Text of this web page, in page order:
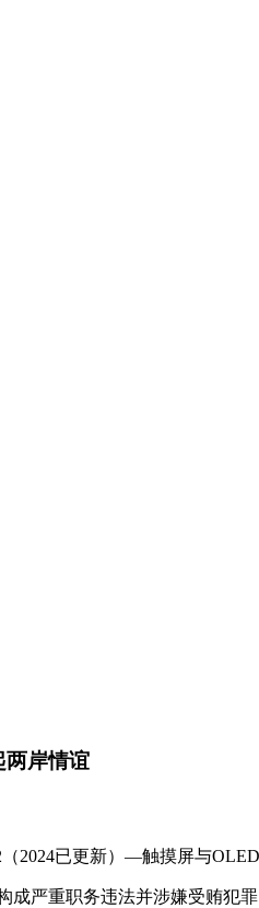
两岸情谊
2024已更新）—触摸屏与
职务违法并涉嫌受贿犯罪